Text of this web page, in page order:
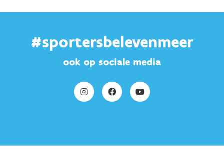
#sportersbelevenmeer
ook op sociale media